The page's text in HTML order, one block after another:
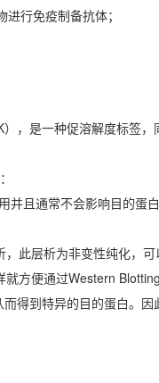
行免疫制备抗体；
，是一种促溶解度标签
且通常不会影响目的蛋
此层析为非变性纯化，可
方便通过Western
得到特异的目的蛋白。